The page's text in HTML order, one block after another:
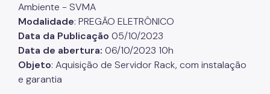
Ambiente - SVMA
Modalidade: PREGÃO ELETRÔNICO
Data da Publicação 05/10/2023
Data de abertura: 06/10/2023 10h
Objeto: Aquisição de Servidor Rack, com instalação
e garantia